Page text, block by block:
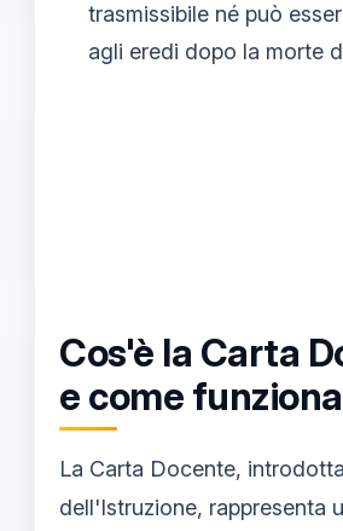
trasmissibile né può
agli eredi dopo la morte
Cos'è la Carta
e come funziona
La Carta Docente,
dell'Istruzione, rappresenta